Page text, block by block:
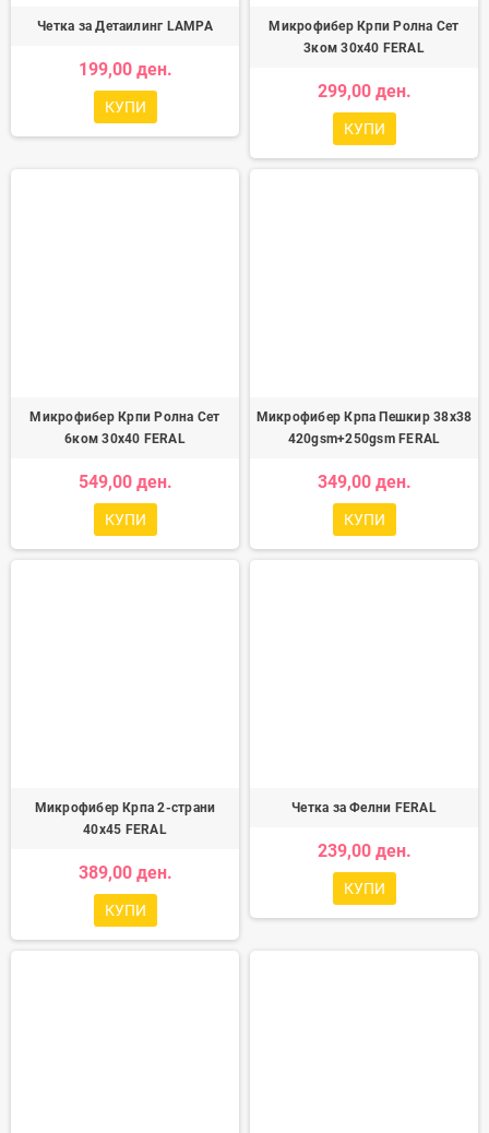
Четка за Детаилинг LAMPA
199,00 ден.
КУПИ
Микрофибер Крпи Ролна Сет
3ком 30x40 FERAL
299,00 ден.
КУПИ
Микрофибер Крпи Ролна Сет
6ком 30x40 FERAL
549,00 ден.
КУПИ
Микрофибер Крпа Пешкир 38x38
420gsm+250gsm FERAL
349,00 ден.
КУПИ
Микрофибер Крпа 2-страни
40x45 FERAL
389,00 ден.
КУПИ
Четка за Фелни FERAL
239,00 ден.
КУПИ